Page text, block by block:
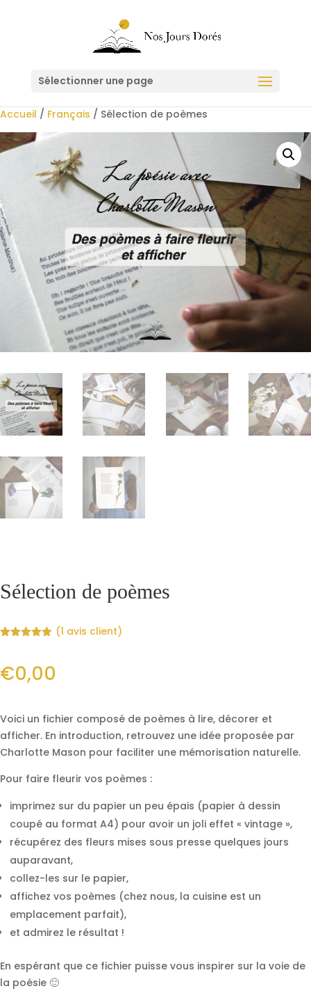
Sélectionner une page
Accueil / Français / Sélection de poèmes
Sélection de poèmes
basé sur
notation
(1 avis client)
€0,00
Voici un fichier composé de poèmes à lire, décorer et
afficher. En introduction, retrouvez une idée proposée par
Charlotte Mason pour faciliter une mémorisation naturelle.
Pour faire fleurir vos poèmes :
imprimez sur du papier un peu épais (papier à dessin
coupé au format A4) pour avoir un joli effet « vintage »,
récupérez des fleurs mises sous presse quelques jours
auparavant,
collez-les sur le papier,
affichez vos poèmes (chez nous, la cuisine est un
emplacement parfait),
et admirez le résultat !
En espérant que ce fichier puisse vous inspirer sur la voie de
la poésie 🙂